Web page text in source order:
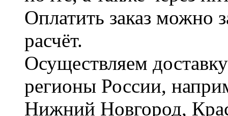
Оплатить заказ можно
расчёт.
Осуществляем
регионы России,
Нижний Новгород,